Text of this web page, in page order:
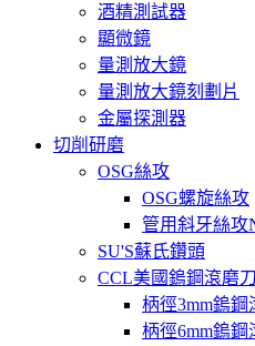
酒精測試器
顯微鏡
量測放大鏡
量測放大鏡刻劃片
金屬探測器
切削研磨
OSG絲攻
OSG螺旋絲攻
管用斜牙絲攻
SU'S蘇氏鑽頭
CCL美國鎢鋼滾磨刀
柄徑3mm鎢鋼
柄徑6mm鎢鋼